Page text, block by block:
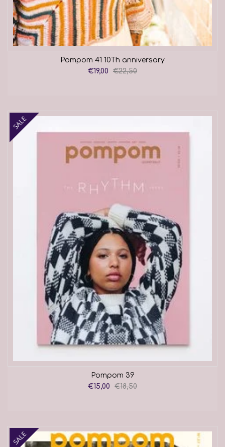
Pompom 41 10Th anniversary
€19,00
€22,50
SALE
Pompom 39
€15,00
€18,50
SALE